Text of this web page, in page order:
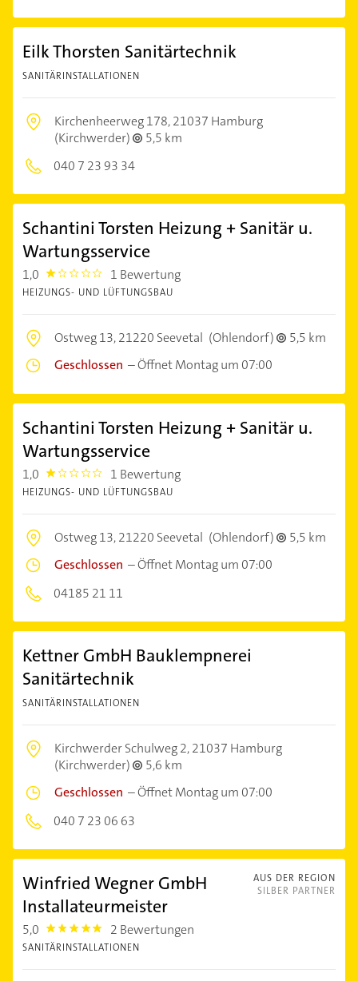
Eilk Thorsten Sanitärtechnik
SANITÄRINSTALLATIONEN
Kirchenheerweg 178,21037 Hamburg
(Kirchwerder)
5,5 km
040 7 23 93 34
Schantini Torsten Heizung + Sanitär u.
Wartungsservice
1,0 1.0 1 Bewertung
HEIZUNGS- UND LÜFTUNGSBAU
Ostweg 13,21220 Seevetal (Ohlendorf)
5,5 km
Geschlossen –Öffnet Montag um 07:00
Schantini Torsten Heizung + Sanitär u.
Wartungsservice
1,0 1.0 1 Bewertung
HEIZUNGS- UND LÜFTUNGSBAU
Ostweg 13,21220 Seevetal (Ohlendorf)
5,5 km
Geschlossen –Öffnet Montag um 07:00
04185 21 11
Kettner GmbH Bauklempnerei
Sanitärtechnik
SANITÄRINSTALLATIONEN
Kirchwerder Schulweg 2,21037 Hamburg
(Kirchwerder)
5,6 km
Geschlossen –Öffnet Montag um 07:00
040 7 23 06 63
AUS DER REGION
SILBER PARTNER
Winfried Wegner GmbH
Installateurmeister
5,0 5.0 2 Bewertungen
SANITÄRINSTALLATIONEN